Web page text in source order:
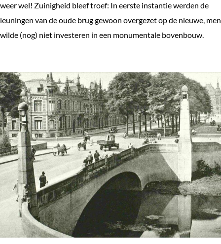
weer wel! Zuinigheid bleef troef: In eerste instantie werden de
leuningen van de oude brug gewoon overgezet op de nieuwe, men
wilde (nog) niet investeren in een monumentale bovenbouw.